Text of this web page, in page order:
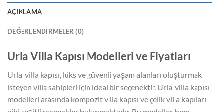
AÇIKLAMA
DEĞERLENDIRMELER (0)
Urla Villa Kapısı Modelleri ve Fiyatları
Urla villa kapısı, lüks ve güvenli yaşam alanları oluşturmak
isteyen villa sahipleri için ideal bir seçenektir. Urla villa kapısı
modelleri arasında kompozit villa kapısı ve çelik villa kapıları